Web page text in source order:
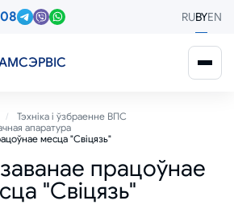
RUBYEN
Тэхніка і ўзбраенне ВПС
апаратура
месца "Свіцязь"
працоўнае
"Свіцязь"